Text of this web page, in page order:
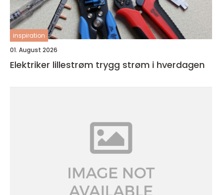
inspiration
01. August 2026
Elektriker lillestrøm trygg strøm i hverdagen